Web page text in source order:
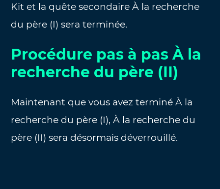
Kit et la quête secondaire À la recherche
du père (I) sera terminée.
Procédure pas à pas À la
recherche du père (II)
Maintenant que vous avez terminé À la
recherche du père (I), À la recherche du
père (II) sera désormais déverrouillé.